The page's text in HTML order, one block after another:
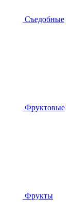
Съедобные
Фруктовые
Фрукты